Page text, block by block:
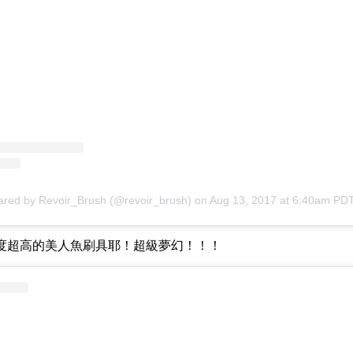
by Revoir_Brush (@revoir_brush) on Aug 13, 2017 at 6:40am
超高的美人魚刷具耶！超級夢幻！！！